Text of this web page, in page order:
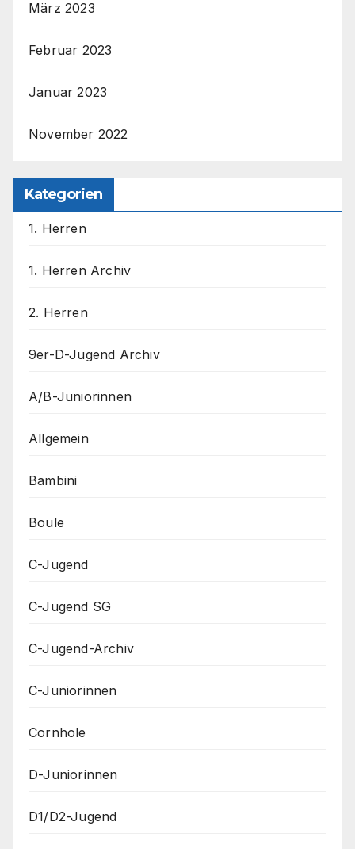
März 2023
Februar 2023
Januar 2023
November 2022
Kategorien
1. Herren
1. Herren Archiv
2. Herren
9er-D-Jugend Archiv
A/B-Juniorinnen
Allgemein
Bambini
Boule
C-Jugend
C-Jugend SG
C-Jugend-Archiv
C-Juniorinnen
Cornhole
D-Juniorinnen
D1/D2-Jugend